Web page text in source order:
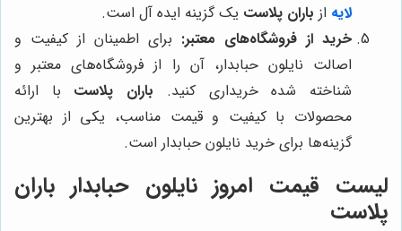
لایه از باران پلاست یک گزینه ایده آل است.
خرید از فروشگاه‌های معتبر: برای اطمینان از کیفیت و
اصالت نایلون حبابدار، آن را از فروشگاه‌های معتبر و
شناخته شده خریداری کنید. باران پلاست با ارائه
محصولات با کیفیت و قیمت مناسب، یکی از بهترین
گزینه‌ها برای خرید نایلون حبابدار است.
لیست قیمت امروز نایلون حبابدار باران
پلاست